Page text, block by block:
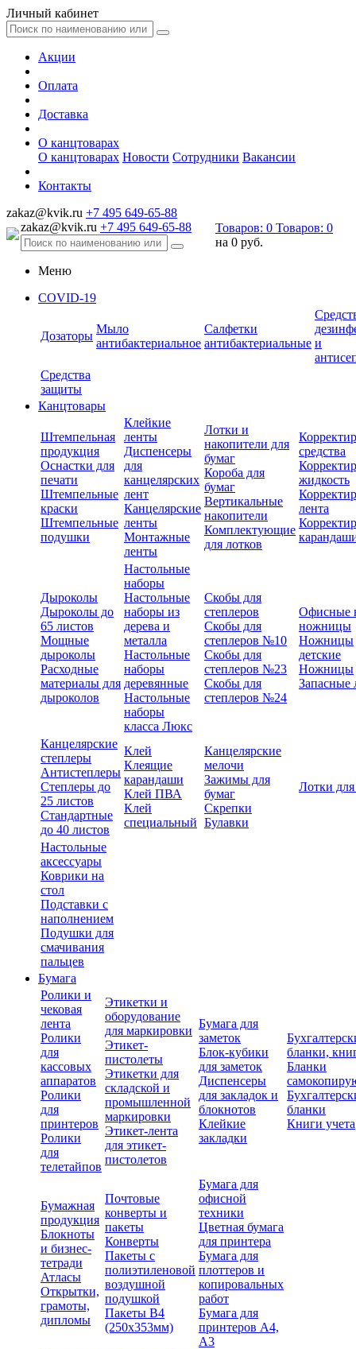
Личный кабинет
Акции
Оплата
Доставка
О канцтоварах
О канцтоварах Новости Сотрудники Вакансии
Контакты
zakaz@kvik.ru +7 495 649-65-88
zakaz@kvik.ru +7 495 649-65-88 Товаров: 0 Товаров: 0
на 0 руб.
Меню
COVID-19
Дозаторы
Мыло
антибактериальное
Салфетки
антибактериальные и
Средства
защиты
Канцтовары
Штемпельная
продукция
Оснастки для
печати
Штемпельные
краски
Штемпельные
подушки
Клейкие
ленты
Диспенсеры
для
канцелярских
лент
Канцелярские
ленты
Монтажные
ленты
Лотки и
накопители для
бумаг
Короба для
бумаг
Вертикальные
накопители
Комплектующие
для лотков
средства
жидкость
лента
Дыроколы
Дыроколы до
65 листов
Мощные
дыроколы
Расходные
материалы для
дыроколов
Настольные
наборы
Настольные
наборы из
дерева и
металла
Настольные
наборы
деревянные
Настольные
наборы
класса Люкс
Скобы для
степлеров
Скобы для
степлеров №10
Скобы для
степлеров №23
Скобы для
степлеров №24
Офисные
ножницы
Ножницы
детские
Ножницы
Запасные
Канцелярские
степлеры
Антистеплеры
Степлеры до
25 листов
Стандартные
до 40 листов
Клей
Клеящие
карандаши
Клей ПВА
Клей
специальный
Канцелярские
мелочи
Зажимы для
бумаг
Скрепки
Булавки
Лотки
Настольные
аксессуары
Коврики на
стол
Подставки с
наполнением
Подушки для
смачивания
пальцев
Бумага
Ролики и
чековая
лента
Ролики
для
кассовых
аппаратов
Ролики
для
принтеров
Ролики
для
телетайпов
Этикетки и
оборудование
для маркировки
Этикет-
пистолеты
Этикетки для
складской и
промышленной
маркировки
Этикет-лента
для этикет-
пистолетов
Бумага для
заметок
Блок-кубики
для заметок
Диспенсеры
для закладок и
блокнотов
Клейкие
закладки
бланки,
Бланки
бланки
Книги учета
Бумажная
продукция
Блокноты
и бизнес-
тетради
Атласы
Открытки,
грамоты,
дипломы
Почтовые
конверты и
пакеты
Конверты
Пакеты с
полиэтиленовой
воздушной
подушкой
Пакеты В4
(250х353мм)
Бумага для
офисной
техники
Цветная бумага
для принтера
Бумага для
плоттеров и
копировальных
работ
Бумага для
принтеров А4,
А3